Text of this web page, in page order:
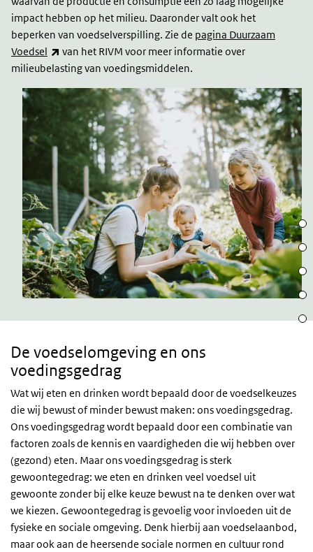
Wat
Ons
impact hebben op het milieu. Daaronder valt ook het
beperken van voedselverspilling. Zie de pagina Duurzaam
Voedsel
(link is external)
van het RIVM voor meer informatie over
milieubelasting van voedingsmiddelen.
Ons
De voedselomgeving en ons
voedingsgedrag
Wat wij eten en drinken wordt bepaald door de voedselkeuzes
die wij bewust of minder bewust maken: ons voedingsgedrag.
Ons voedingsgedrag wordt bepaald door een combinatie van
factoren zoals de kennis en vaardigheden die wij hebben over
(gezond) eten. Maar ons voedingsgedrag is sterk
gewoontegedrag: we eten en drinken veel voedsel uit
gewoonte zonder bij elke keuze bewust na te denken over wat
we kiezen. Gewoontegedrag is gevoelig voor invloeden uit de
fysieke en sociale omgeving. Denk hierbij aan voedselaanbod,
maar ook aan de heersende sociale normen en cultuur rond